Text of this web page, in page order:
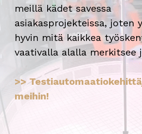
meillä kädet savessa
asiakasprojekteissa, joten
hyvin mitä kaikkea
vaativalla alalla merkitsee
>>
meihin!